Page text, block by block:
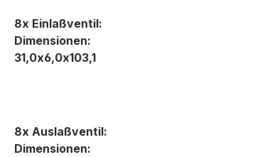
8x Einlaßventil:
Dimensionen:
31,0x6,0x103,1
8x Auslaßventil:
Dimensionen: